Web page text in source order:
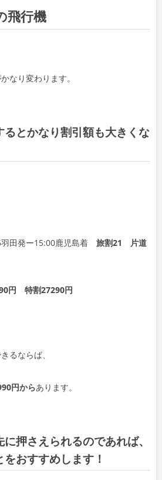
飛行機
なり変わります。
るとかなり割引額も大きくな
田発ー15:00鹿児島着 旅割21 片道
円 特割27290円
るならば、
円からあります。
押さえられるのであれば、
おすすめします！